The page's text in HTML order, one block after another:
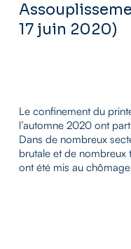
17 juin 2020)
Le confinement du
l’automne 2020 ont
Dans de nombreux
brutale et de nombreux
ont été mis au